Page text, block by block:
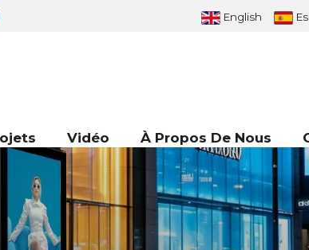
English
Vidéo À Propos De Nous